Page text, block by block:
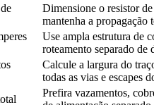
Dimensione o resistor
mantenha a propagação
Use ampla estrutura de
roteamento separado de
Calcule a largura do
todas as vias e escapes
Prefira vazamentos,